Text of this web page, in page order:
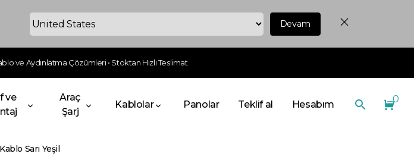
Devam
ve Aydınlatma Çözümleri • Stoktan Hızlı Teslimat
ve
Araç
Şarj
Kablolar Panolar Teklif al Hesabım 0
Sarı Yeşil